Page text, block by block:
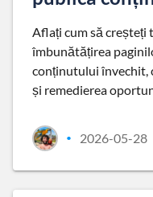
Aflați cum să creșteți
îmbunătățirea
conținutului învechit,
și remedierea
• 2026-05-28